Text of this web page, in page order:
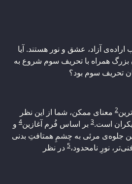
آزاد، عشق و نور هستند. آیا
همراه با تحریف سوم شروع به
تحریف سوم بود؟
2 معنای ممکن، شما از این نظر
است.3 بر اساس فُرم آغازین4 و
جلوه‌ی مرئی به چشمِ همتافتِ بدنی
نورِ نامحدود،5 در نظر